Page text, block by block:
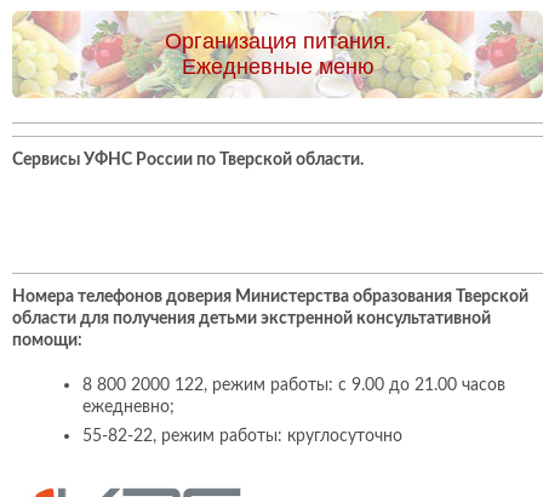
Организация питания.
Ежедневные меню
Сервисы УФНС России по Тверской области.
Номера телефонов доверия Министерства образования Тверской
области для получения детьми экстренной консультативной
помощи:
8 800 2000 122, режим работы: с 9.00 до 21.00 часов
ежедневно;
55-82-22, режим работы: круглосуточно